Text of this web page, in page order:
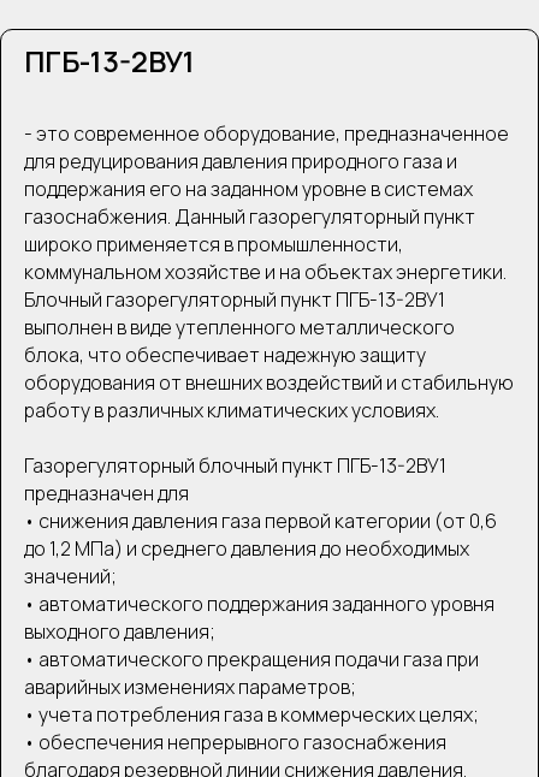
ПГБ-13-2ВУ1
- это современное оборудование, предназначенное
для редуцирования давления природного газа и
поддержания его на заданном уровне в системах
газоснабжения. Данный газорегуляторный пункт
широко применяется в промышленности,
коммунальном хозяйстве и на объектах энергетики.
Блочный газорегуляторный пункт ПГБ-13-2ВУ1
выполнен в виде утепленного металлического
блока, что обеспечивает надежную защиту
оборудования от внешних воздействий и стабильную
работу в различных климатических условиях.
Газорегуляторный блочный пункт ПГБ-13-2ВУ1
предназначен для
• снижения давления газа первой категории (от 0,6
до 1,2 МПа) и среднего давления до необходимых
значений;
• автоматического поддержания заданного уровня
выходного давления;
• автоматического прекращения подачи газа при
аварийных изменениях параметров;
• учета потребления газа в коммерческих целях;
• обеспечения непрерывного газоснабжения
благодаря резервной линии снижения давления.